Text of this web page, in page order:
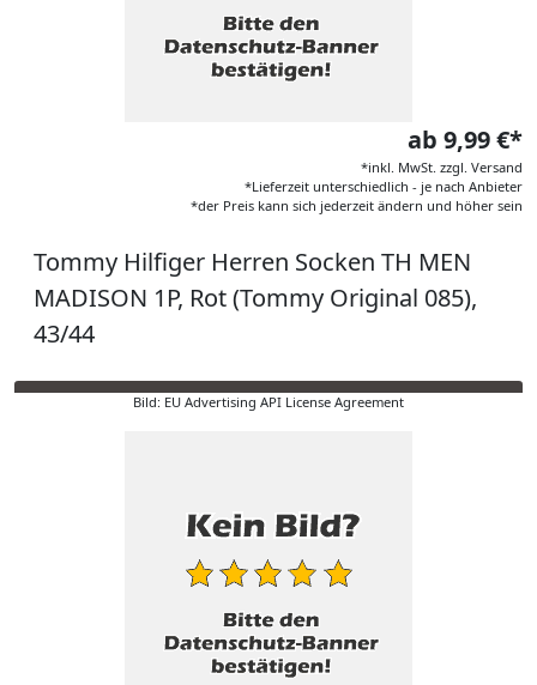
ab 9,99 €*
*inkl. MwSt. zzgl. Versand
*Lieferzeit unterschiedlich - je nach Anbieter
*der Preis kann sich jederzeit ändern und höher sein
Tommy Hilfiger Herren Socken TH MEN
MADISON 1P, Rot (Tommy Original 085),
43/44
Bild: EU Advertising API License Agreement